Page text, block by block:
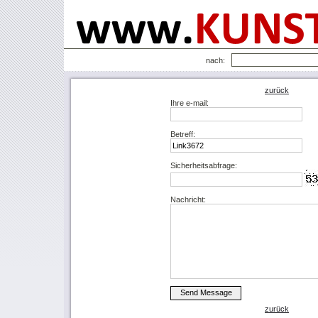
nach:
zurück
Ihre e-mail:
Betreff:
Sicherheitsabfrage:
Nachricht:
zurück